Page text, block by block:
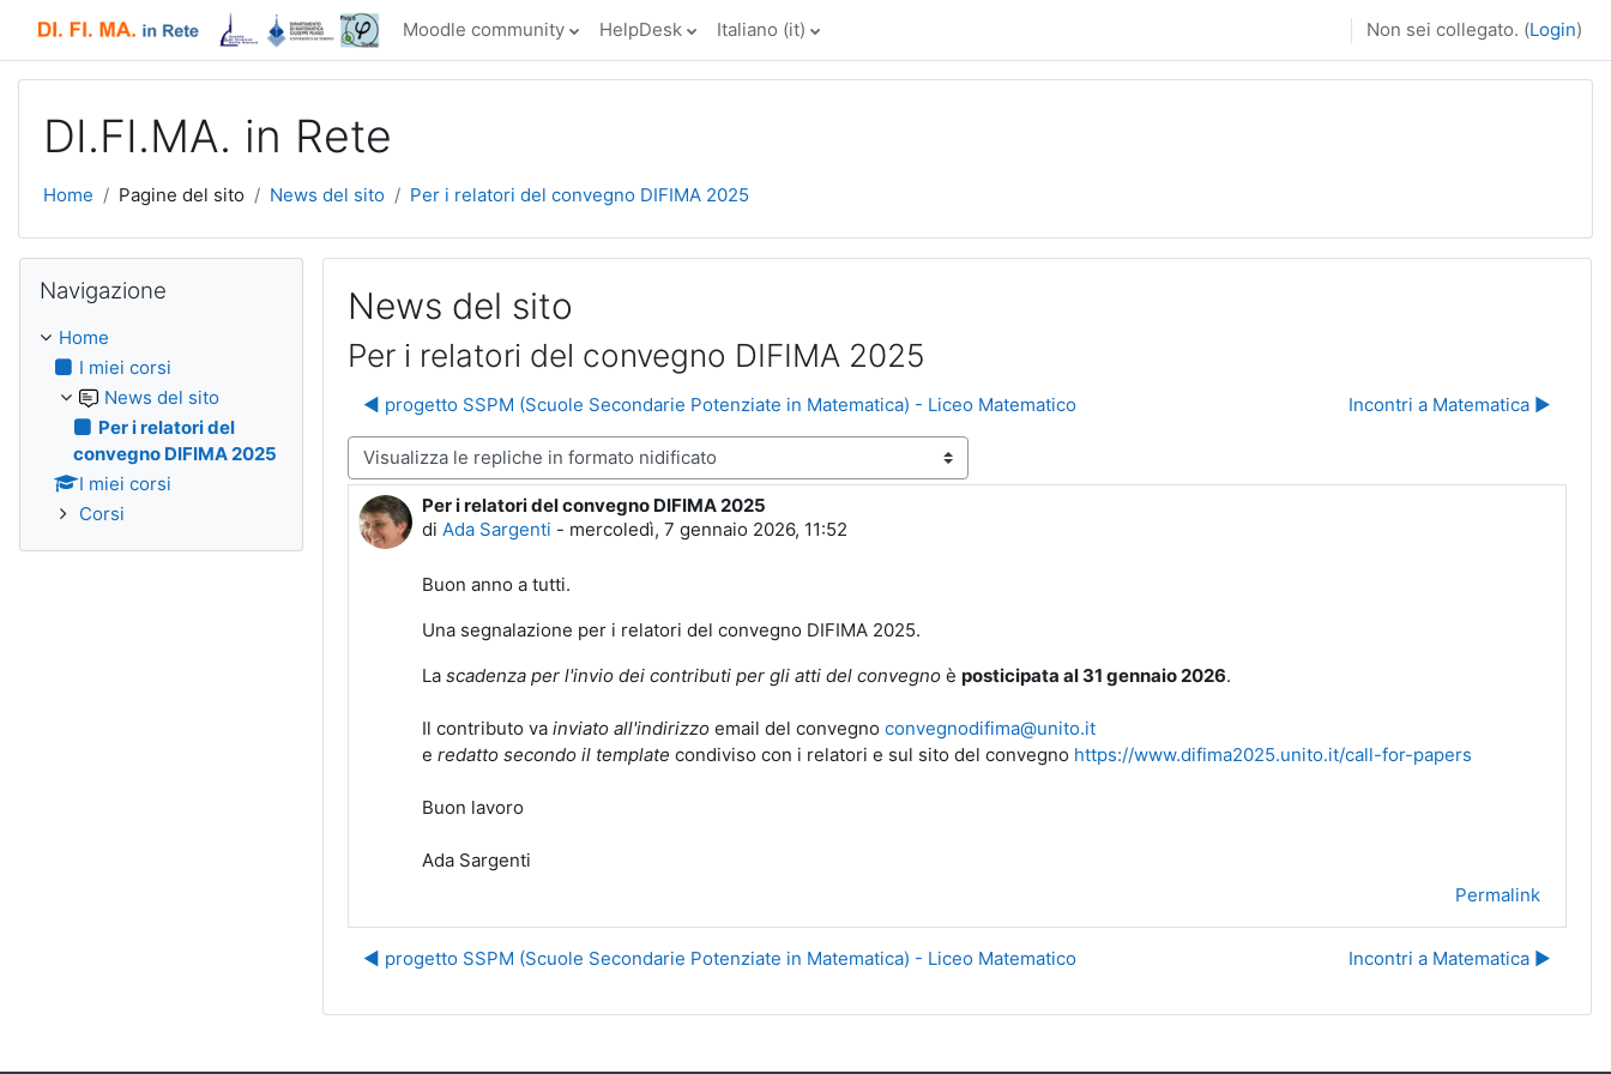
Moodle community HelpDesk Italiano ‎(it)‎ Non sei collegato. (Login)
DI.FI.MA. in Rete
Home Pagine del sito News del sito Per i relatori del convegno DIFIMA 2025
News del sito
Per i relatori del convegno DIFIMA 2025
◀︎ progetto SSPM (Scuole Secondarie Potenziate in Matematica) - Liceo Matematico Incontri a Matematica ▶︎
Modalità visualizzazione
Per i relatori del convegno DIFIMA 2025
di Ada Sargenti - mercoledì, 7 gennaio 2026, 11:52
Numero di risposte: 0
Buon anno a tutti.
Una segnalazione per i relatori del convegno DIFIMA 2025.
La scadenza per l'invio dei contributi per gli atti del convegnoè posticipata al 31 gennaio 2026.
Il contributo va inviato all'indirizzoemail del convegno convegnodifima@unito.it
e redatto secondo il template condiviso con i relatori e sul sito del convegno https://www.difima2025.unito.it/call-for-papers
Buon lavoro
Ada Sargenti
Permalink
◀︎ progetto SSPM (Scuole Secondarie Potenziate in Matematica) - Liceo Matematico Incontri a Matematica ▶︎
Navigazione
Home
I miei corsi
News del sito
Per i relatori del
convegno DIFIMA 2025
I miei corsi
Corsi